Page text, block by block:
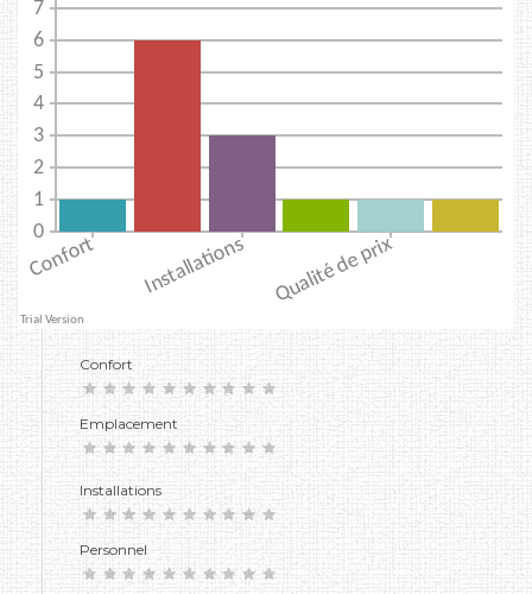
Confort
Emplacement
Installations
Personnel